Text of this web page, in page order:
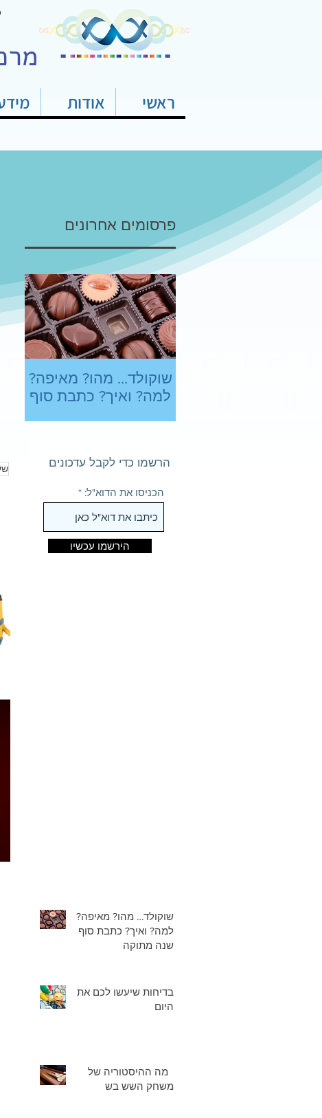
ראשי אודות
פרסומים אחרונים
שוקולד… מהו? מאיפה?
למה? ואיך? כתבת סוף
הרשמו כדי לקבל עדכונים
הכניסו את הדוא"ל:
הירשמו עכשיו
שוקולד… מהו? מאיפה?
למה? ואיך? כתבת סוף
שנה מתוקה
בדיחות שיעשו לכם את
היום
מה ההיסטוריה של
משחק השש בש